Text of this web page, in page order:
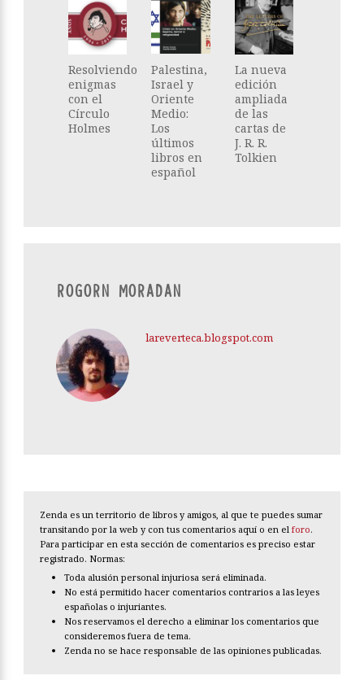
Resolviendo
enigmas
con el
Círculo
Holmes
Palestina,
Israel y
Oriente
Medio:
Los
últimos
libros en
español
La nueva
edición
ampliada
de las
cartas de
J. R. R.
Tolkien
ROGORN MORADAN
lareverteca.blogspot.com
Zenda es un territorio de libros y amigos, al que te puedes sumar
transitando por la web y con tus comentarios aquí o en el foro.
Para participar en esta sección de comentarios es preciso estar
registrado. Normas:
Toda alusión personal injuriosa será eliminada.
No está permitido hacer comentarios contrarios a las leyes
españolas o injuriantes.
Nos reservamos el derecho a eliminar los comentarios que
consideremos fuera de tema.
Zenda no se hace responsable de las opiniones publicadas.